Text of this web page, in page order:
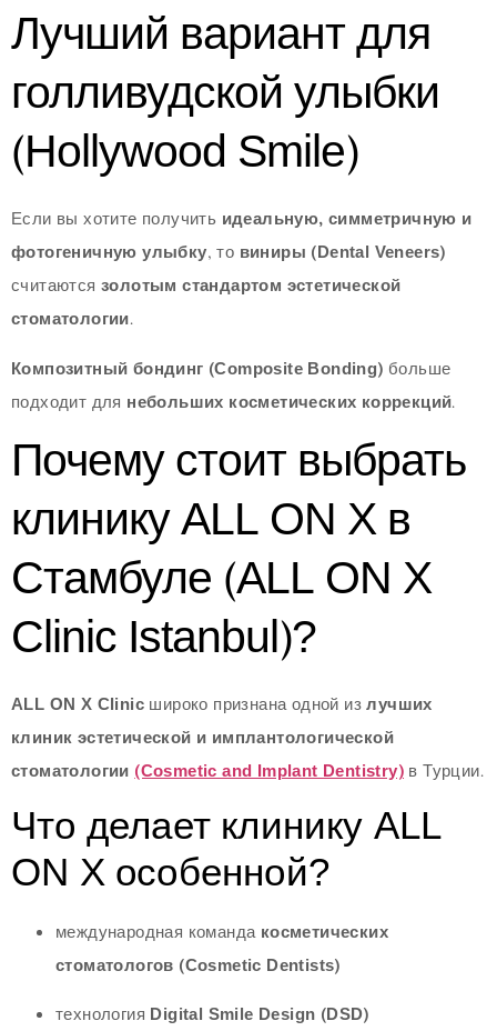
Лучший вариант для
голливудской улыбки
(Hollywood Smile)
Если вы хотите получить идеальную, симметричную и
фотогеничную улыбку, то виниры (Dental Veneers)
считаются золотым стандартом эстетической
стоматологии.
Композитный бондинг (Composite Bonding) больше
подходит для небольших косметических коррекций.
Почему стоит выбрать
клинику ALL ON X в
Стамбуле (ALL ON X
Clinic Istanbul)?
ALL ON X Clinic широко признана одной излучших
клиник эстетической и имплантологической
стоматологии(Cosmetic and Implant Dentistry) в Турции.
Что делает клинику ALL
ON X особенной?
международная команда косметических
стоматологов (Cosmetic Dentists)
технология Digital Smile Design (DSD)